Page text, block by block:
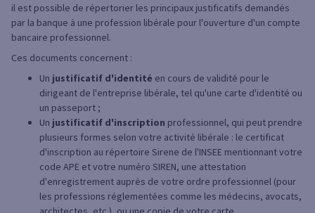
il est possible de répertorier les principaux justificatifs demandés
par la banque à une profession libérale pour l'ouverture d'un compte
bancaire professionnel.
Ces documents concernent :
Un justificatif d'identité en cours de validité pour le
dirigeant de l'entreprise libérale, tel qu'une carte d'identité ou
un passeport ;
Un justificatif d'inscription professionnel, qui peut prendre
plusieurs formes selon votre activité libérale : le certificat
d'inscription au répertoire Sirene de l'INSEE mentionnant votre
code APE et votre numéro SIREN, une attestation
d'enregistrement auprès de votre ordre professionnel (pour
les professions réglementées comme les médecins, avocats,